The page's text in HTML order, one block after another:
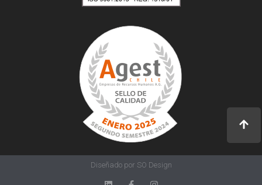
Diseñado por SO Design